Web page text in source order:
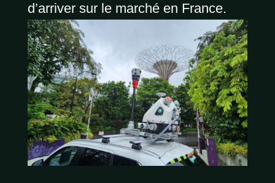
d’arriver sur le marché en France.